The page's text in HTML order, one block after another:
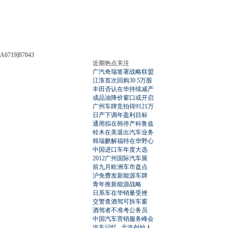
A6719|B7843
近期热点关注
广汽奇瑞签署战略联盟
江淮首次回购30.5万股
丰田否认在华持续减产
成品油降价窗口或开启
广州车牌竞拍得9121万
日产下调年盈利目标
通用拟在韩停产科鲁兹
铃木在美退出汽车业务
韩瑞麒解福特在华野心
中国进口车年度大选
2012广州国际汽车展
前九月欧洲车市盘点
沪免费发新能源车牌
青年推新能源战略
日系车在华销量受挫
交警查酒驾可拆车窗
酒驾者不准考公务员
中国汽车营销服务峰会